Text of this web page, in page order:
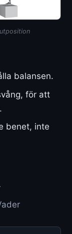
balansen.
för att
benet, inte